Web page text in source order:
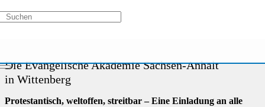
Kurs nicht verfügbar
Die Evangelische Akademie Sachsen-Anhalt
in Wittenberg
Protestantisch, weltoffen, streitbar – Eine Einladung an alle